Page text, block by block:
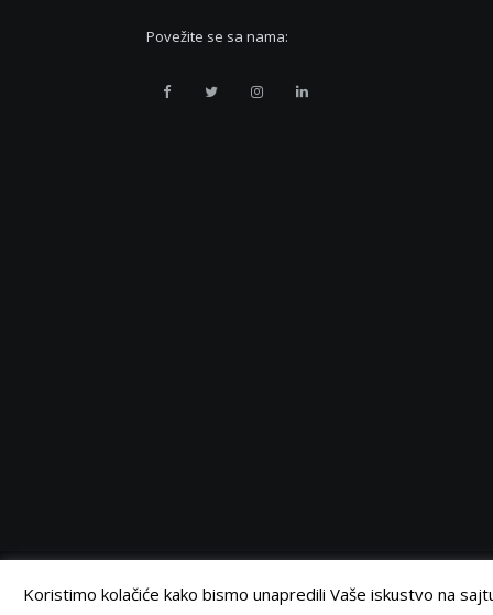
Povežite se sa nama:
Retail Retail Retail Retail
Koristimo kolačiće kako bismo unapredili Vaše iskustvo na